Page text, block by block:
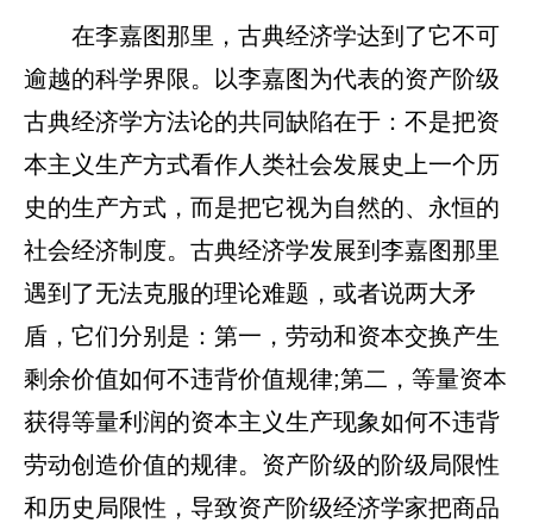
在李嘉图那里，古典经济学达到了它不可
逾越的科学界限。以李嘉图为代表的资产阶级
古典经济学方法论的共同缺陷在于：不是把资
本主义生产方式看作人类社会发展史上一个历
史的生产方式，而是把它视为自然的、永恒的
社会经济制度。古典经济学发展到李嘉图那里
遇到了无法克服的理论难题，或者说两大矛
盾，它们分别是：第一，劳动和资本交换产生
剩余价值如何不违背价值规律;第二，等量资本
获得等量利润的资本主义生产现象如何不违背
劳动创造价值的规律。资产阶级的阶级局限性
和历史局限性，导致资产阶级经济学家把商品